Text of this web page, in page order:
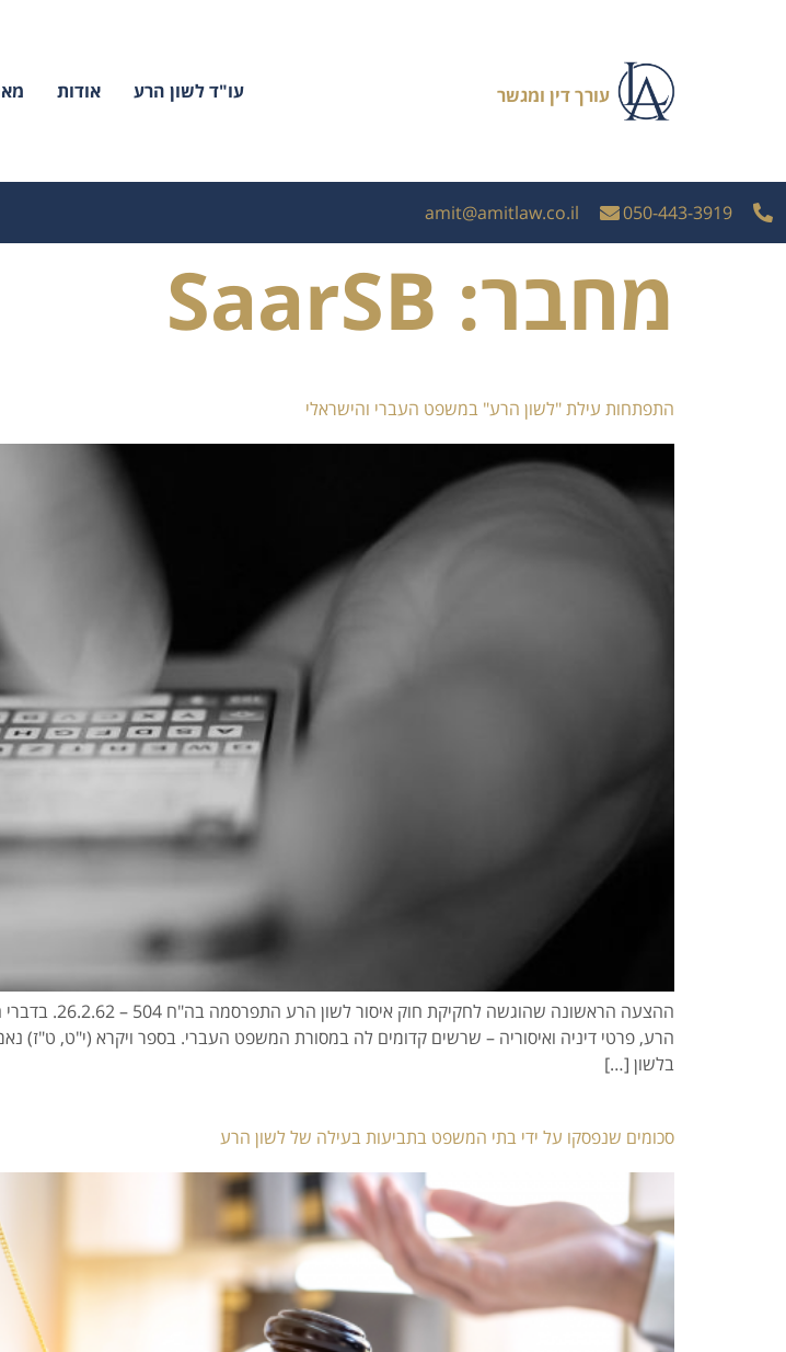
עורך דין ומגשר עו"ד לשון הרע אודות
050-443-3919
amit@amitlaw.co.il
מחבר: SaarSB
התפתחות עילת "לשון הרע" במשפט העברי והישראלי
ההצעה
הרע, פרטי דיניה ואיסוריה – שרשים קדומים לה במסורת המשפט העברי. בספר ויקרא (י"ט, ט"ז)
בלשון […]
סכומים שנפסקו על ידי בתי המשפט בתביעות בעילה של לשון הרע